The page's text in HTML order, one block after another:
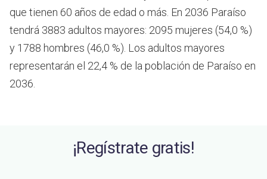
que tienen 60 años de edad o más. En 2036 Paraíso
tendrá 3883 adultos mayores: 2095 mujeres (54,0 %)
y 1788 hombres (46,0 %). Los adultos mayores
representarán el 22,4 % de la población de Paraíso en
2036.
¡Regístrate gratis!